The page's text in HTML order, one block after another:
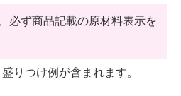
必ず商品記載の原材料表示を
りつけ例が含まれます。